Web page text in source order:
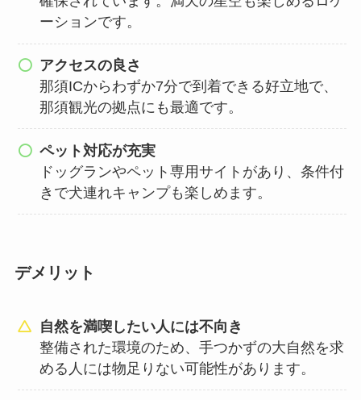
ーションです。
アクセスの良さ
那須ICからわずか7分で到着できる好立地で、
那須観光の拠点にも最適です。
ペット対応が充実
ドッグランやペット専用サイトがあり、条件付
きで犬連れキャンプも楽しめます。
デメリット
自然を満喫したい人には不向き
整備された環境のため、手つかずの大自然を求
める人には物足りない可能性があります。